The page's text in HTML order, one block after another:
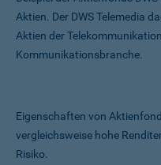
Aktien. Der DWS Telemedia
Aktien der
Kommunikationsbranche.
Eigenschaften von
vergleichsweise hohe
Risiko.